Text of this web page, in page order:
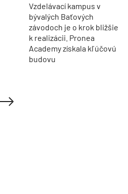
Vzdelávací kampus v
bývalých Baťových
závodoch je o krok bližšie
k realizácii. Pronea
Academy získala kľúčovú
budovu